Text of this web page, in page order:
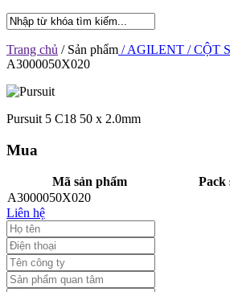
Trang chủ / Sản phẩm / AGILENT / CỘT
A3000050X020
Pursuit 5 C18 50 x 2.0mm
Mua
Mã sản phẩm Pack
A3000050X020
Liên hệ